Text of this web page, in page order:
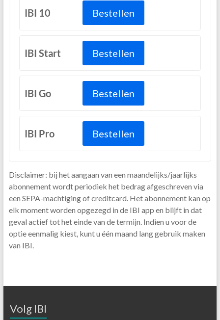
IBI 10 Bestellen
IBI Start Bestellen
IBI Go Bestellen
IBI Pro Bestellen
Disclaimer: bij het aangaan van een maandelijks/jaarlijks
abonnement wordt periodiek het bedrag afgeschreven via
een SEPA-machtiging of creditcard. Het abonnement kan op
elk moment worden opgezegd in de IBI app en blijft in dat
geval actief tot het einde van de termijn. Indien u voor de
optie eenmalig kiest, kunt u één maand lang gebruik maken
van IBI.
Volg IBI